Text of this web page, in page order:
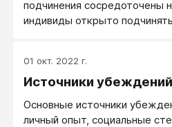
подчинения сосредоточены
индивиды открыто
собственные установки, а не
публичное поведение, с тем
они уже уйдут со сцены.
01 окт. 2022 г.
Источники убеждений
Основные источники
личный опыт, социальные